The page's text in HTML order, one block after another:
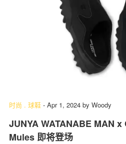
时尚 . 球鞋 - Apr 1, 2024 by Woody
JUNYA WATANABE MAN
Mules 即将登场